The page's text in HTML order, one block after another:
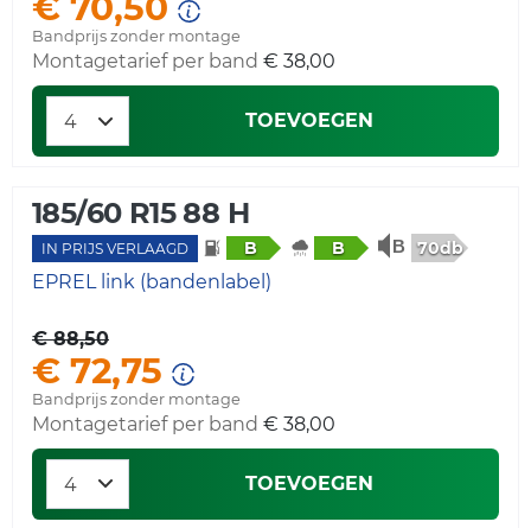
Bandprijs zonder montage
Montagetarief per band € 38,00
TOEVOEGEN
185/60 R15 88 H
IN PRIJS VERLAAGD B B 70db
EPREL link (bandenlabel)
€ 88,50
€ 72,75
Bandprijs zonder montage
Montagetarief per band € 38,00
TOEVOEGEN